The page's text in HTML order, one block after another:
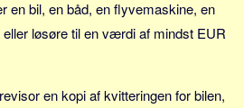
en bil, en båd, en flyvemaskine, en
løsøre til en værdi af mindst EUR
en kopi af kvitteringen for bilen,